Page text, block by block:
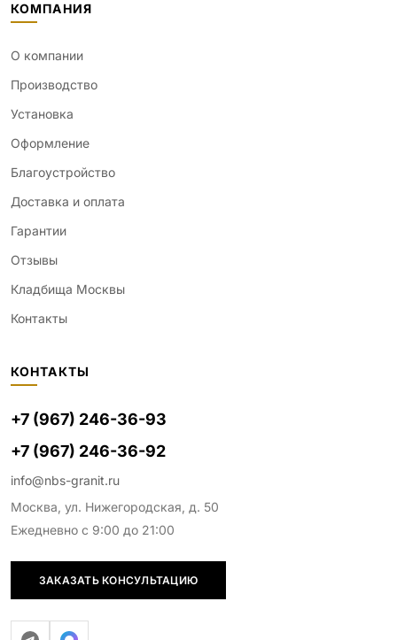
КОМПАНИЯ
О компании
Производство
Установка
Оформление
Благоустройство
Доставка и оплата
Гарантии
Отзывы
Кладбища Москвы
Контакты
КОНТАКТЫ
+7 (967) 246-36-93
+7 (967) 246-36-92
info@nbs-granit.ru
Москва, ул. Нижегородская, д. 50
Ежедневно с 9:00 до 21:00
ЗАКАЗАТЬ КОНСУЛЬТАЦИЮ